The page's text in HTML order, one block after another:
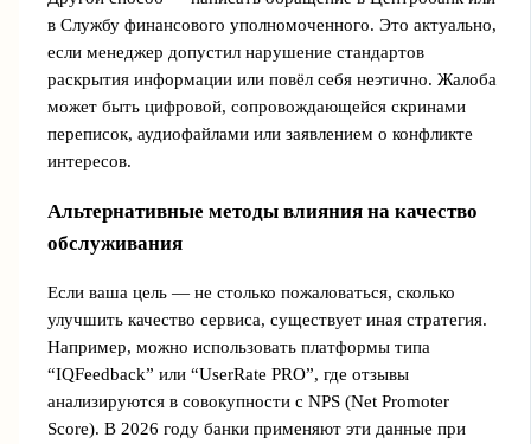
в Службу финансового уполномоченного. Это актуально,
если менеджер допустил нарушение стандартов
раскрытия информации или повёл себя неэтично. Жалоба
может быть цифровой, сопровождающейся скринами
переписок, аудиофайлами или заявлением о конфликте
интересов.
Альтернативные методы влияния на качество
обслуживания
Если ваша цель — не столько пожаловаться, сколько
улучшить качество сервиса, существует иная стратегия.
Например, можно использовать платформы типа
“IQFeedback” или “UserRate PRO”, где отзывы
анализируются в совокупности с NPS (Net Promoter
Score). В 2026 году банки применяют эти данные при